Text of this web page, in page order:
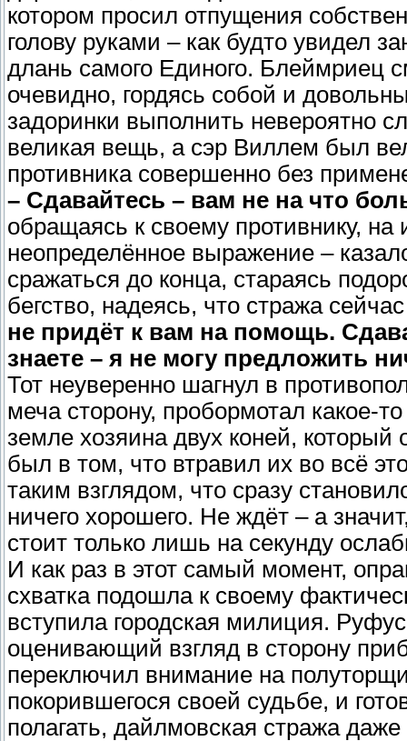
котором просил отпущения
голову руками – как будто увидел
длань самого Единого. Блеймриец
очевидно, гордясь собой и
задоринки выполнить невероятно
великая вещь, а сэр Виллем был
противника совершенно без
– Сдавайтесь – вам не на что
обращаясь к своему противнику,
неопределённое выражение –
сражаться до конца, стараясь
бегство, надеясь, что стража
не придёт к вам на помощь.
знаете – я не могу предложить
Тот неуверенно шагнул в
меча сторону, пробормотал какое-
земле хозяина двух коней, который
был в том, что втравил их во всё
таким взглядом, что сразу
ничего хорошего. Не ждёт – а
стоит только лишь на секунду
И как раз в этот самый момент,
схватка подошла к своему
вступила городская милиция.
оценивающий взгляд в сторону
переключил внимание на
покорившегося своей судьбе, и
полагать, дайлмовская стража